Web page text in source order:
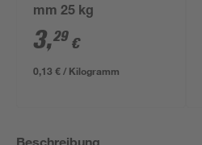
mm 25 kg
3,29 €
0,13 € / Kilogramm
Beschreibung